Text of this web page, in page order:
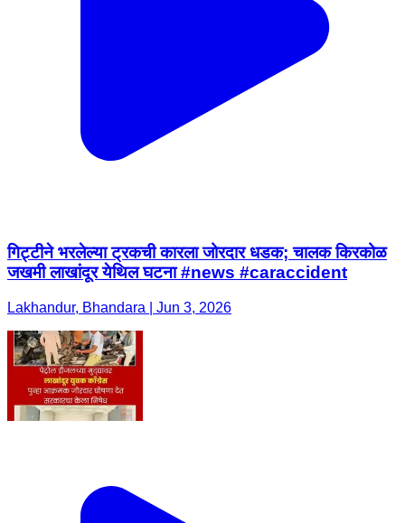
गिट्टीने भरलेल्या ट्रकची कारला जोरदार धडक; चालक किरकोळ
जखमी लाखांदूर येथिल घटना #news #caraccident
Lakhandur, Bhandara | Jun 3, 2026